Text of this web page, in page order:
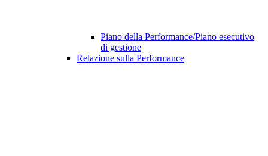
Piano della Performance/Piano esecutivo
di gestione
Relazione sulla Performance